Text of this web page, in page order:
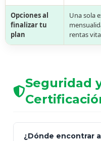
Opciones al
finalizar tu
plan
Una sola
rentas
Seguridad
¿Dónde encontrar